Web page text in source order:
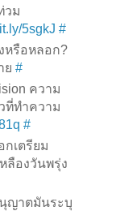
วม
5sgkJ #
หรือหลอก?
ย #
ความ
ที่ทำความ
#
เตรียม
ลืองวันพรุ่ง
ญาตมันระบุ